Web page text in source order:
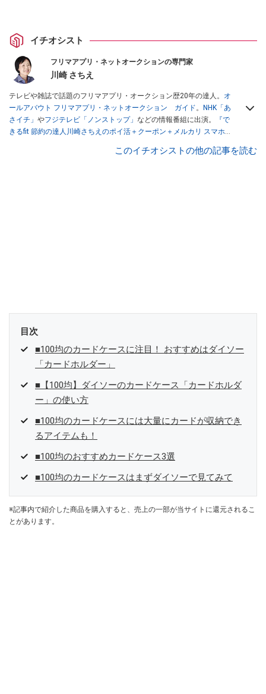
イチオシスト
フリマアプリ・ネットオークションの専門家
川崎 さちえ
テレビや雑誌で話題のフリマアプリ・オークション歴20年の達人。 オ
ールアバウト フリマアプリ・ネットオークション ガイド。
NHK「あ
さイチ」 やフジテレビ「ノンストップ」 などの情報番組に出演。
『で
きるfit 節約の達人川崎さちえのポイ活＋クーポン＋メルカリ スマホで
スマホ1つでスキマ時間に効率的に稼ぐ！』（翔泳社刊） ほか著書多
このイチオシストの他の記事を読む
目次
■100均のカードケースに注目！ おすすめはダイソー
「カードホルダー」
■【100均】ダイソーのカードケース「カードホルダ
ー」の使い方
■100均のカードケースには大量にカードが収納でき
るアイテムも！
■100均のおすすめカードケース3選
■100均のカードケースはまずダイソーで見てみて
※記事内で紹介した商品を購入すると、売上の一部が当サイトに還元されるこ
とがあります。